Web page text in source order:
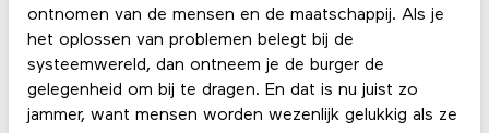
ontnomen van de mensen en de maatschappij. Als je
het oplossen van problemen belegt bij de
systeemwereld, dan ontneem je de burger de
gelegenheid om bij te dragen. En dat is nu juist zo
jammer, want mensen worden wezenlijk gelukkig als ze